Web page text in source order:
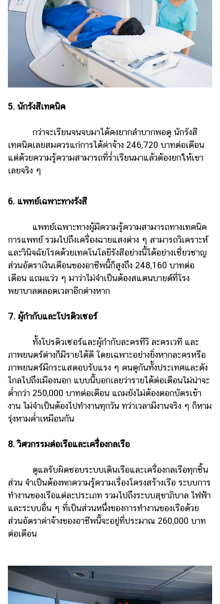
5. นักรังสีเทคนิค
กว่าจะเรียนจนจบมาได้คงยากลำบากพอดู นักรังสี
เทคนิคเลยสมควรแก่การได้ค่าจ้าง 246,720 บาทต่อเดือน
แต่ด้วยความรู้ความสามารถที่ร่ำเรียนมาแล้วต้องยกให้เขา
เลยจริง ๆ
6. แพทย์เฉพาะทางรังสี
แพทย์เฉพาะทางผู้มีความรู้ความสามารถทางเทคนิค
การแพทย์ รวมไปถึงเครื่องฉายแสงต่าง ๆ สามารถวิเคราะห์
และวินิจฉัยโรคด้วยเทคโนโลยีรังสีอย่างนี้ได้อย่างเชี่ยวชาญ
ส่วนอัตราเงินเดือนของอาชีพนี้ก็สูงถึง 248,160 บาทต่อ
เดือน แถมแว่ว ๆ มาว่าไม่จำเป็นต้องสแตนบายด์ที่โรง
พยาบาลตลอดเวลาอีกต่างหาก
7. ผู้กำกับและโปรดิวเซอร์
ทั้งโปรดิวเซอร์และผู้กำกับละครทีวี ละครเวที และ
ภาพยนตร์ต่างก็มีรายได้ดี โดยเฉพาะอย่างยิ่งหากละครหรือ
ภาพยนตร์มีกระแสตอบรับแรง ๆ คนดูกันทั้งประเทศและดัง
ไกลไปถึงเมืองนอก แบบนี้บอกเลยว่ารายได้ต่อเดือนไม่น่าจะ
ต่ำกว่า 250,000 บาทต่อเดือน แถมยังไม่ต้องตอกบัตรเข้า
งาน ไม่จำเป็นต้องไปทำงานทุกวัน ทว่าเวลามีงานจริง ๆ ก็หาม
รุ่งหามค่ำเหมือนกัน
8. วิศวกรรมต่อเรือและเครื่องกลเรือ
ดูแลรับผิดชอบระบบเดินเรือและเครื่องกลเรือทุกชิ้น
ส่วน จำเป็นต้องพกความรู้ความเรื่องโครงสร้างเรือ ระบบการ
ทำงานของเรือแต่ละประเภท รวมไปถึงระบบสุขาภิบาล ไฟฟ้า
และระบบอื่น ๆ ที่เป็นส่วนหนึ่งของการทำงานของเรือด้วย
ส่วนอัตราค่าจ้างของอาชีพนี้จะอยู่ที่ประมาณ 260,000 บาท
ต่อเดือน